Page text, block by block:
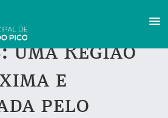
uma Região
e
pelo